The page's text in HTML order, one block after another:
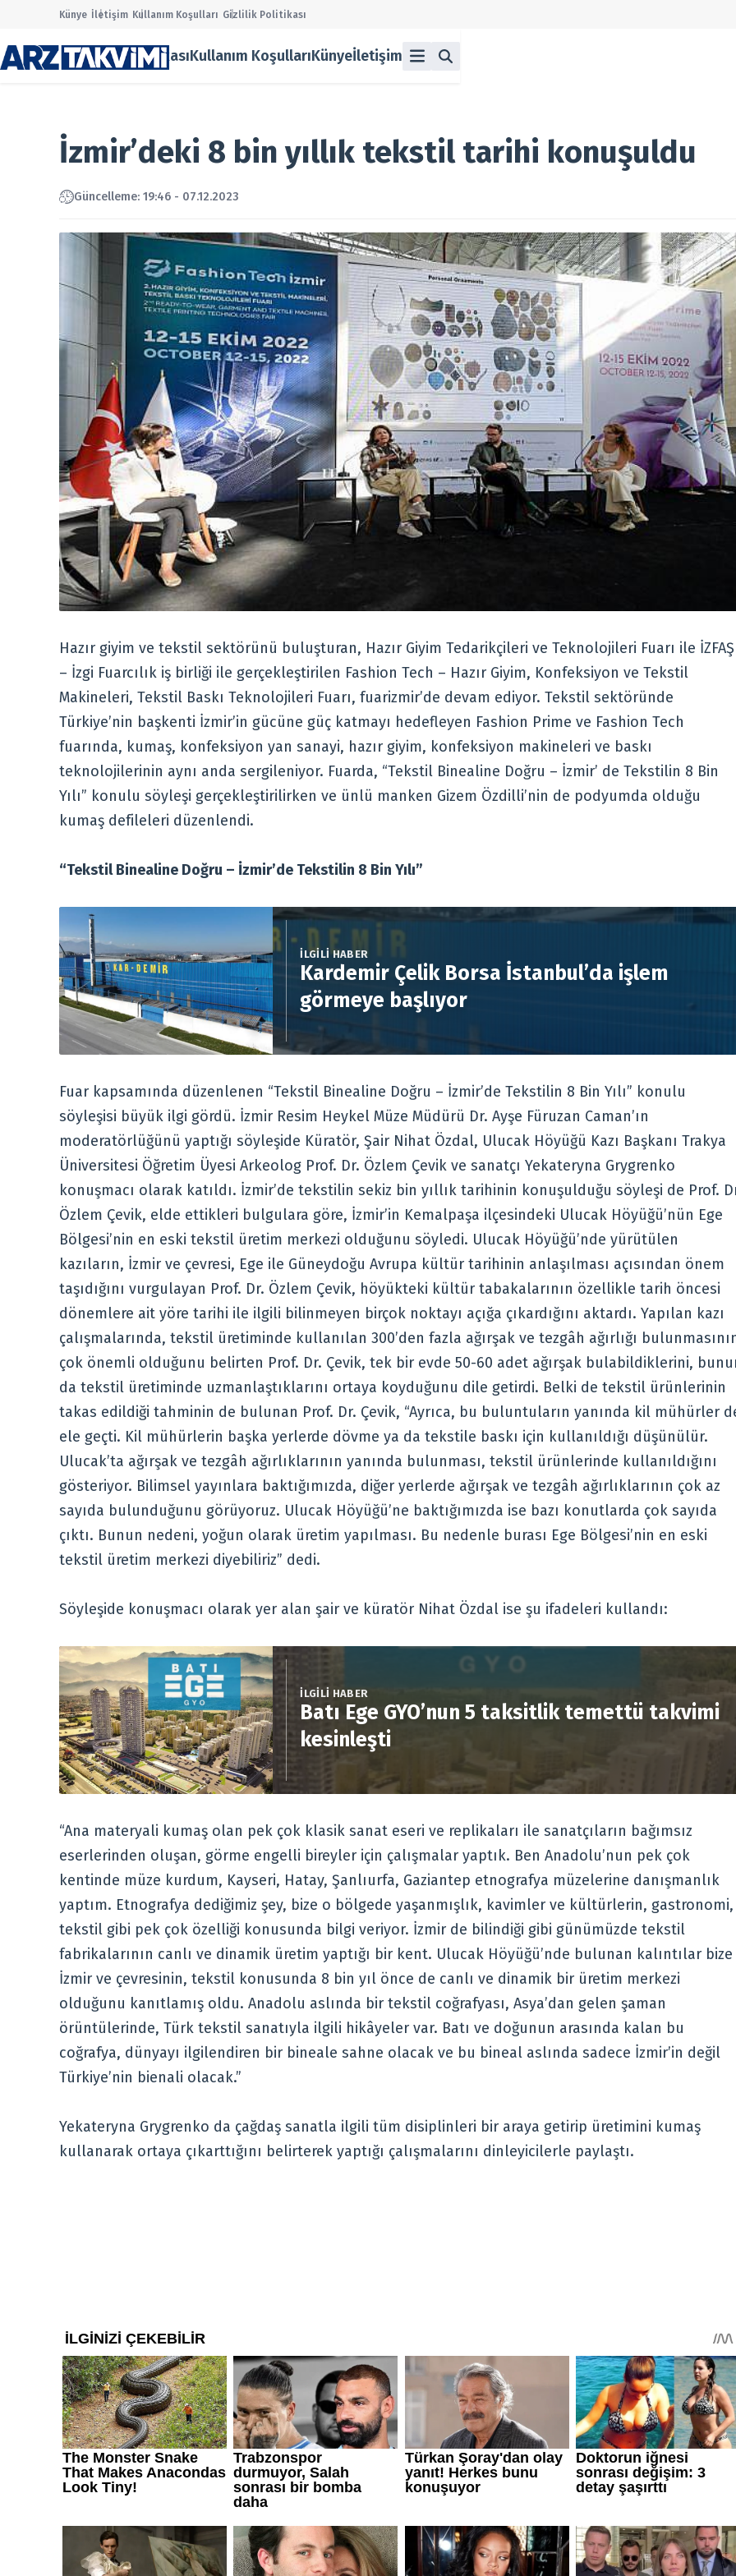
Main Menü
Borsa
Ekonomi
Kurumsal
Gizlilik Politikası
Kullanım Koşulları
Künye
İletişim
Künye İletişim Kullanım Koşulları Gizlilik Politikası
Gizlilik PolitikasıKullanım KoşullarıKünyeİletişim
İzmir’deki 8 bin yıllık tekstil tarihi konuşuldu
Güncelleme: 19:46 - 07.12.2023
Hazır giyim ve tekstil sektörünü buluşturan, Hazır Giyim Tedarikçileri ve Teknolojileri Fuarı ile İZFAŞ
– İzgi Fuarcılık iş birliği ile gerçekleştirilen Fashion Tech – Hazır Giyim, Konfeksiyon ve Tekstil
Makineleri, Tekstil Baskı Teknolojileri Fuarı, fuarizmir’de devam ediyor. Tekstil sektöründe
Türkiye’nin başkenti İzmir’in gücüne güç katmayı hedefleyen Fashion Prime ve Fashion Tech
fuarında, kumaş, konfeksiyon yan sanayi, hazır giyim, konfeksiyon makineleri ve baskı
teknolojilerinin aynı anda sergileniyor. Fuarda, “Tekstil Binealine Doğru – İzmir’ de Tekstilin 8 Bin
Yılı” konulu söyleşi gerçekleştirilirken ve ünlü manken Gizem Özdilli’nin de podyumda olduğu
kumaş defileleri düzenlendi.
“Tekstil Binealine Doğru – İzmir’de Tekstilin 8 Bin Yılı”
İLGİLİ HABER
Kardemir Çelik Borsa İstanbul’da işlem
görmeye başlıyor
Fuar kapsamında düzenlenen “Tekstil Binealine Doğru – İzmir’de Tekstilin 8 Bin Yılı” konulu
söyleşisi büyük ilgi gördü. İzmir Resim Heykel Müze Müdürü Dr. Ayşe Füruzan Caman’ın
moderatörlüğünü yaptığı söyleşide Küratör, Şair Nihat Özdal, Ulucak Höyüğü Kazı Başkanı Trakya
Üniversitesi Öğretim Üyesi Arkeolog Prof. Dr. Özlem Çevik ve sanatçı Yekateryna Grygrenko
konuşmacı olarak katıldı. İzmir’de tekstilin sekiz bin yıllık tarihinin konuşulduğu söyleşi de Prof.
Özlem Çevik, elde ettikleri bulgulara göre, İzmir’in Kemalpaşa ilçesindeki Ulucak Höyüğü’nün Ege
Bölgesi’nin en eski tekstil üretim merkezi olduğunu söyledi. Ulucak Höyüğü’nde yürütülen
kazıların, İzmir ve çevresi, Ege ile Güneydoğu Avrupa kültür tarihinin anlaşılması açısından önem
taşıdığını vurgulayan Prof. Dr. Özlem Çevik, höyükteki kültür tabakalarının özellikle tarih öncesi
dönemlere ait yöre tarihi ile ilgili bilinmeyen birçok noktayı açığa çıkardığını aktardı. Yapılan kazı
çalışmalarında, tekstil üretiminde kullanılan 300’den fazla ağırşak ve tezgâh ağırlığı
çok önemli olduğunu belirten Prof. Dr. Çevik, tek bir evde 50-60 adet ağırşak bulabildiklerini,
da tekstil üretiminde uzmanlaştıklarını ortaya koyduğunu dile getirdi. Belki de tekstil ürünlerinin
takas edildiği tahminin de bulunan Prof. Dr. Çevik, “Ayrıca, bu buluntuların yanında kil mühürler
ele geçti. Kil mühürlerin başka yerlerde dövme ya da tekstile baskı için kullanıldığı düşünülür.
Ulucak’ta ağırşak ve tezgâh ağırlıklarının yanında bulunması, tekstil ürünlerinde kullanıldığını
gösteriyor. Bilimsel yayınlara baktığımızda, diğer yerlerde ağırşak ve tezgâh ağırlıklarının çok az
sayıda bulunduğunu görüyoruz. Ulucak Höyüğü’ne baktığımızda ise bazı konutlarda çok sayıda
çıktı. Bunun nedeni, yoğun olarak üretim yapılması. Bu nedenle burası Ege Bölgesi’nin en eski
tekstil üretim merkezi diyebiliriz” dedi.
Söyleşide konuşmacı olarak yer alan şair ve küratör Nihat Özdal ise şu ifadeleri kullandı:
İLGİLİ HABER
Batı Ege GYO’nun 5 taksitlik temettü takvimi
kesinleşti
“Ana materyali kumaş olan pek çok klasik sanat eseri ve replikaları ile sanatçıların bağımsız
eserlerinden oluşan, görme engelli bireyler için çalışmalar yaptık. Ben Anadolu’nun pek çok
kentinde müze kurdum, Kayseri, Hatay, Şanlıurfa, Gaziantep etnografya müzelerine danışmanlık
yaptım. Etnografya dediğimiz şey, bize o bölgede yaşanmışlık, kavimler ve kültürlerin, gastronomi,
tekstil gibi pek çok özelliği konusunda bilgi veriyor. İzmir de bilindiği gibi günümüzde tekstil
fabrikalarının canlı ve dinamik üretim yaptığı bir kent. Ulucak Höyüğü’nde bulunan kalıntılar bize
İzmir ve çevresinin, tekstil konusunda 8 bin yıl önce de canlı ve dinamik bir üretim merkezi
olduğunu kanıtlamış oldu. Anadolu aslında bir tekstil coğrafyası, Asya’dan gelen şaman
örüntülerinde, Türk tekstil sanatıyla ilgili hikâyeler var. Batı ve doğunun arasında kalan bu
coğrafya, dünyayı ilgilendiren bir bineale sahne olacak ve bu bineal aslında sadece İzmir’in değil
Türkiye’nin bienali olacak.”
Yekateryna Grygrenko da çağdaş sanatla ilgili tüm disiplinleri bir araya getirip üretimini kumaş
kullanarak ortaya çıkarttığını belirterek yaptığı çalışmalarını dinleyicilerle paylaştı.